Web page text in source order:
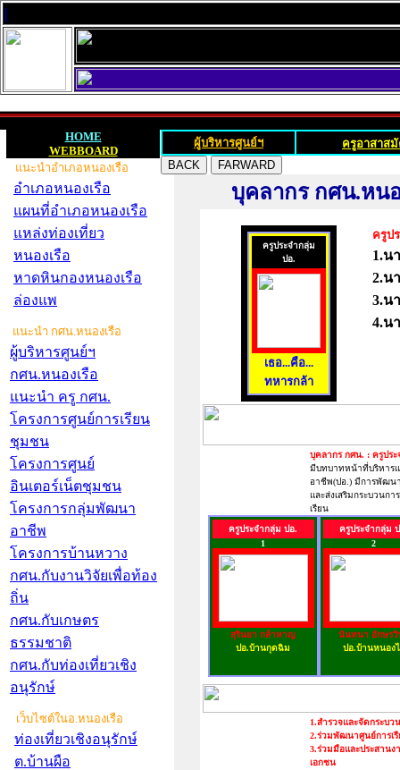
|
HOME
WEBBOARD
แนะนำอำเภอหนองเรือ
อำเภอหนองเรือ
แผนที่อำเภอหนองเรือ
แหล่งท่องเที่ยว
หนองเรือ
หาดหินกองหนองเรือ
ล่องแพ
แนะนำ กศน.หนองเรือ
ผู้บริหารศูนย์ฯ
กศน.หนองเรือ
แนะนำ ครู กศน.
โครงการศูนย์การเรียน
ชุมชน
โครงการศูนย์
อินเตอร์เน็ตชุมชน
โครงการกลุ่มพัฒนา
อาชีพ
โครงการบ้านหวาง
กศน.กับงานวิจัยเพื่อท้อง
ถิ่น
กศน.กับเกษตร
ธรรมชาติ
กศน.กับท่องเที่ยวเชิง
อนุรักษ์
เว็บไซต์ในอ.หนองเรือ
ท่องเที่ยวเชิงอนุรักษ์
ต.บ้านผือ
ผู้บริหารศูนย์ฯ ครูอาสาส
บุคลากร กศน.หน
ครูประจำกลุ่ม
ปอ.
เธอ...คือ...
ทหารกล้า
ครูป
1.น
2.น
3.น
4.น
บุคลากร กศน. : ครูปร
มีบทบาทหน้าที่บริหาร
อาชีพ(ปอ.) มีการพัฒน
และส่งเสริมกระบวนก
เรียน
ครูประจำกลุ่ม ปอ.
1
สุรินยา กล้าหาญ
ปอ.บ้านกุดฉิม
ครูประจำกลุ่ม
2
นันทนา อักษรวิ
ปอ.บ้านหนอง
1.สำรวจและจัดกระบว
2.ร่วมพัฒนาศูนย์การเ
3.ร่วมมือและประสาน
เอกชน